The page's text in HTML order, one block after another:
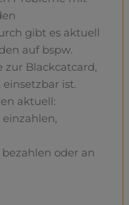
gibt es aktuell
auf bspw.
zur Blackcatcard,
ist.
aktuell:
oder an